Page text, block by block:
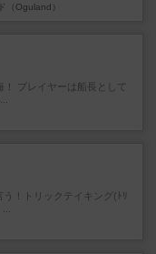
（Oguland）
！ プレイヤーは船長として
！トリックテイキング(ﾄﾘ